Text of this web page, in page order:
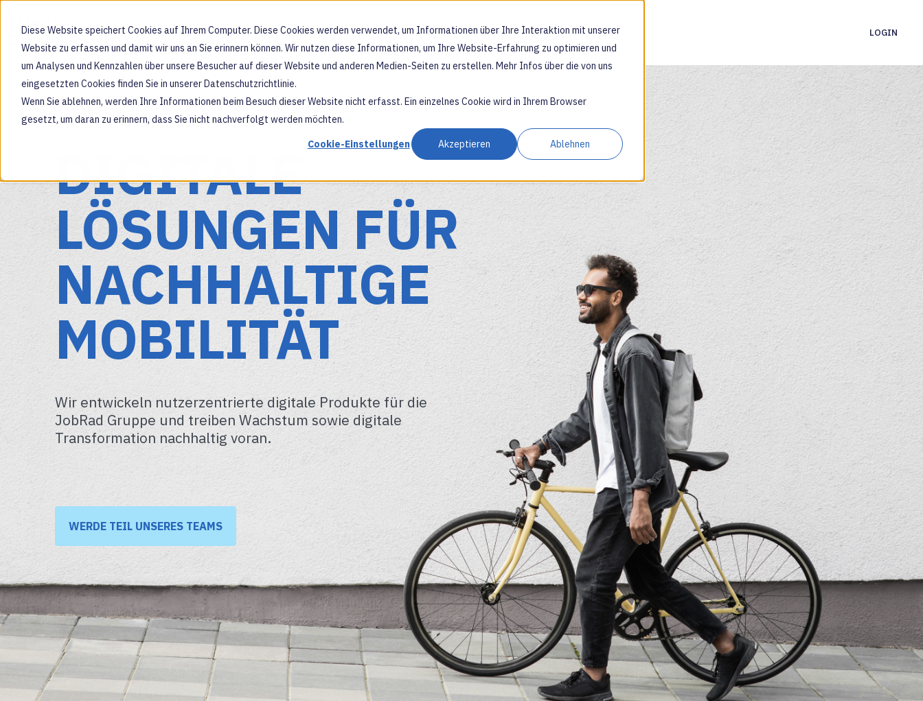
Diese Website speichert Cookies auf Ihrem Computer. Diese Cookies werden verwendet, um Informationen über Ihre Interaktion mit unserer
Website zu erfassen und damit wir uns an Sie erinnern können. Wir nutzen diese Informationen, um Ihre Website-Erfahrung zu optimieren und
um Analysen und Kennzahlen über unsere Besucher auf dieser Website und anderen Medien-Seiten zu erstellen. Mehr Infos über die von uns
eingesetzten Cookies finden Sie in unserer Datenschutzrichtlinie.
Wenn Sie ablehnen, werden Ihre Informationen beim Besuch dieser Website nicht erfasst. Ein einzelnes Cookie wird in Ihrem Browser
gesetzt, um daran zu erinnern, dass Sie nicht nachverfolgt werden möchten.
Cookie-Einstellungen Akzeptieren Ablehnen
KARRIERE LOGIN
DIGITALE
LÖSUNGEN FÜR
NACHHALTIGE
MOBILITÄT
Wir entwickeln nutzerzentrierte digitale Produkte für die
JobRad Gruppe und treiben Wachstum sowie digitale
Transformation nachhaltig voran.
WERDE TEIL UNSERES TEAMS